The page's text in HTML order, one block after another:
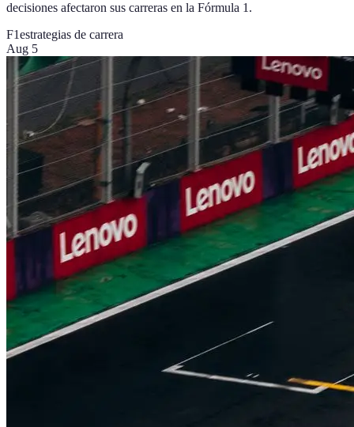
decisiones afectaron sus carreras en la Fórmula 1.
F1estrategias de carrera
Aug 5